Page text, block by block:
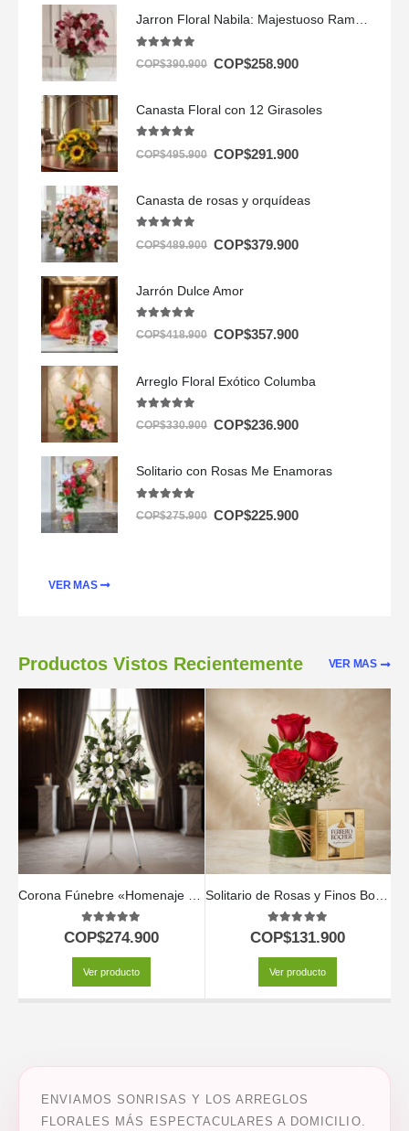
Jarron Floral Nabila: Majestuoso Ramo de 24 Rosas y Lirios Rosados ⚜️
COP$390.900 COP$258.900
Canasta Floral con 12 Girasoles
COP$495.900 COP$291.900
Canasta de rosas y orquídeas
COP$489.900 COP$379.900
Jarrón Dulce Amor
out of 5
COP$418.900 COP$357.900
Arreglo Floral Exótico Columba
out of 5
COP$330.900 COP$236.900
Solitario con Rosas Me Enamoras
out of 5
COP$275.900 COP$225.900
VER MAS
VER MAS
Productos Vistos Recientemente
Corona Fúnebre «Homenaje Guadalupe» con Envío Urgente 🕊️
5.00out of 5
COP$274.900
Ver producto
Solitario de Rosas y Finos Bombones MADONNA 🌹
5.00out of 5
COP$131.900
Ver producto
ENVIAMOS SONRISAS Y LOS ARREGLOS
FLORALES MÁS ESPECTACULARES A DOMICILIO.